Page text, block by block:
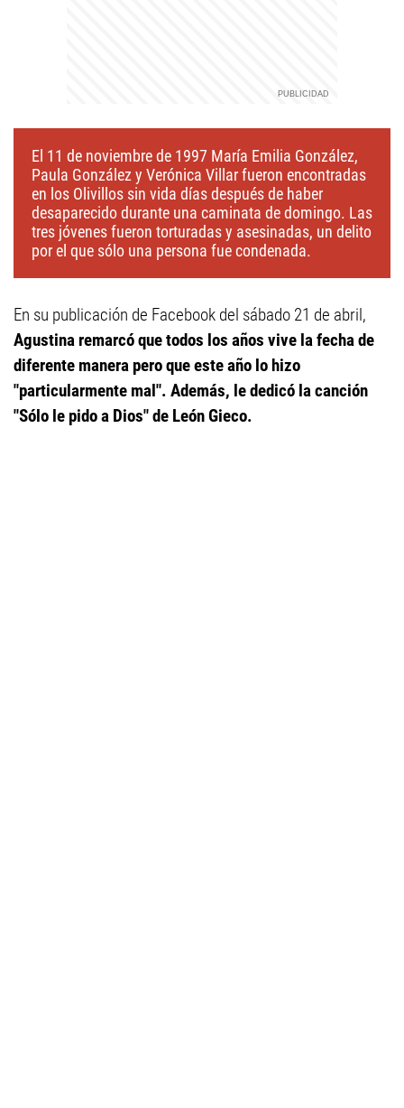
El 11 de noviembre de 1997 María Emilia González,
Paula González y Verónica Villar fueron encontradas
en los Olivillos sin vida días después de haber
desaparecido durante una caminata de domingo. Las
tres jóvenes fueron torturadas y asesinadas, un delito
por el que sólo una persona fue condenada.
En su publicación de Facebook del sábado 21 de abril,
Agustina remarcó que todos los años vive la fecha de
diferente manera pero que este año lo hizo
"particularmente mal". Además, le dedicó la canción
"Sólo le pido a Dios" de León Gieco.